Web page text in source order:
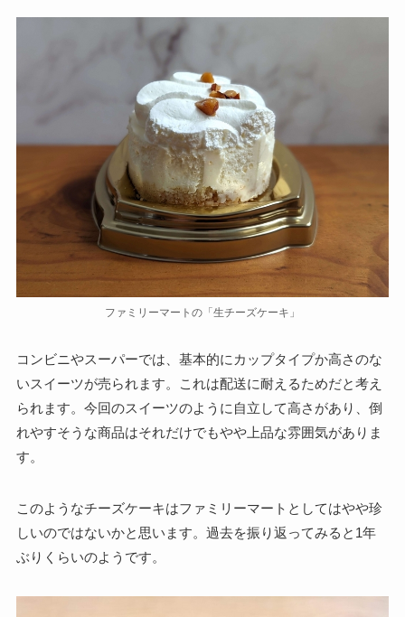
ファミリーマートの「生チーズケーキ」
コンビニやスーパーでは、基本的にカップタイプか高さのな
いスイーツが売られます。これは配送に耐えるためだと考え
られます。今回のスイーツのように自立して高さがあり、倒
れやすそうな商品はそれだけでもやや上品な雰囲気がありま
す。
このようなチーズケーキはファミリーマートとしてはやや珍
しいのではないかと思います。過去を振り返ってみると1年
ぶりくらいのようです。